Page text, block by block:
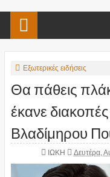
Εξωτερικές ειδήσεις
Θα πάθεις
έκανε
Βλαδίμηρου
ΙΩΚΗ Δευτέρα,